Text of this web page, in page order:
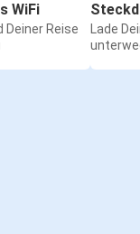
WiFi
Deiner Reise
Lade